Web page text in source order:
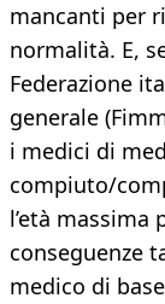
mancanti per
normalità. E,
Federazione
generale
i medici di
compiuto/
l’età massima
conseguenze
medico di